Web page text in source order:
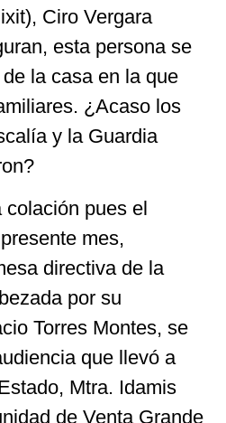
Ciro Vergara
esta persona se
la casa en la que
¿Acaso los
y la Guardia
colación pues el
mes,
directiva de la
por su
Torres Montes, se
que llevó a
Mtra. Idamis
de Venta Grande